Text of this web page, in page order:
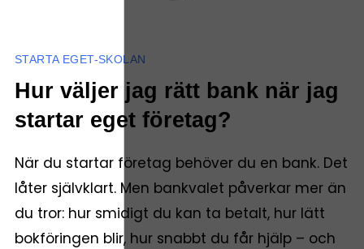
STARTA EGET-SKOLAN
Hur väljer jag rätt bank när jag
startar eget företag?
När du startar företag behöver du en bank. Det
låter självklart. Men bankvalet påverkar mer än
du tror: hur smidigt du kan ta betalt, hur lätt
bokföringen blir, hur snabbt du får hjälp – och